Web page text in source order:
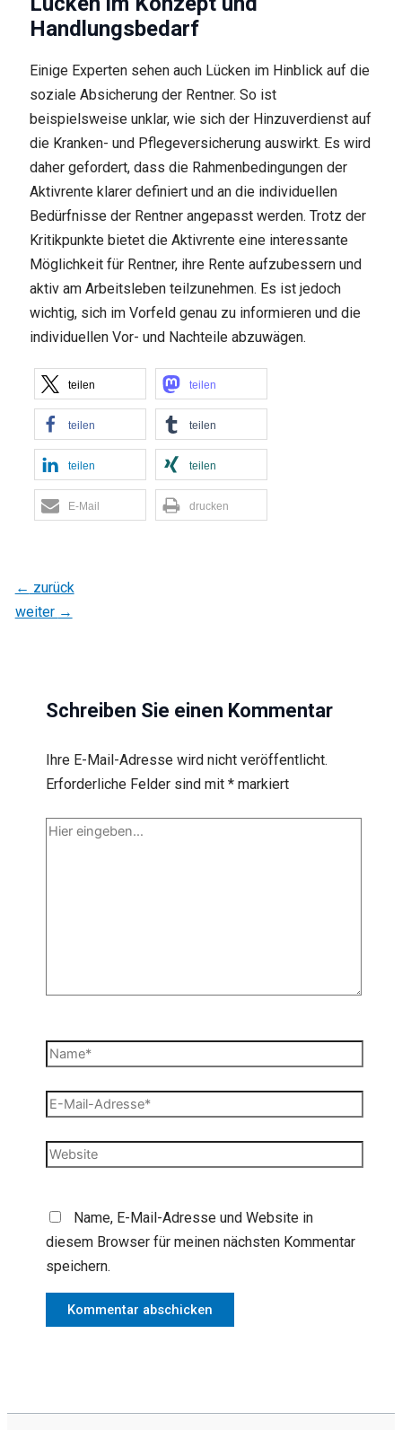
Handlungsbedarf
Einige Experten sehen auch Lücken im Hinblick auf die
soziale Absicherung der Rentner. So ist
beispielsweise unklar, wie sich der Hinzuverdienst auf
die Kranken- und Pflegeversicherung auswirkt. Es wird
daher gefordert, dass die Rahmenbedingungen der
Aktivrente klarer definiert und an die individuellen
Bedürfnisse der Rentner angepasst werden. Trotz der
Kritikpunkte bietet die Aktivrente eine interessante
Möglichkeit für Rentner, ihre Rente aufzubessern und
aktiv am Arbeitsleben teilzunehmen. Es ist jedoch
wichtig, sich im Vorfeld genau zu informieren und die
individuellen Vor- und Nachteile abzuwägen.
teilen teilen
teilen teilen
teilen teilen
E-Mail drucken
← zurück
weiter →
Schreiben Sie einen Kommentar
Ihre E-Mail-Adresse wird nicht veröffentlicht.
Erforderliche Felder sind mit *markiert
Hier
Name*
E-
Adresse*
Website
Name, E-Mail-Adresse und Website in
diesem Browser für meinen nächsten Kommentar
speichern.